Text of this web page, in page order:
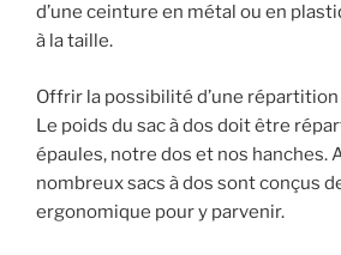
d’une ceinture en métal ou en
à la taille.
Offrir la possibilité d’une
Le poids du sac à dos doit être
épaules, notre dos et nos hanches.
nombreux sacs à dos sont conçus
ergonomique pour y parvenir.